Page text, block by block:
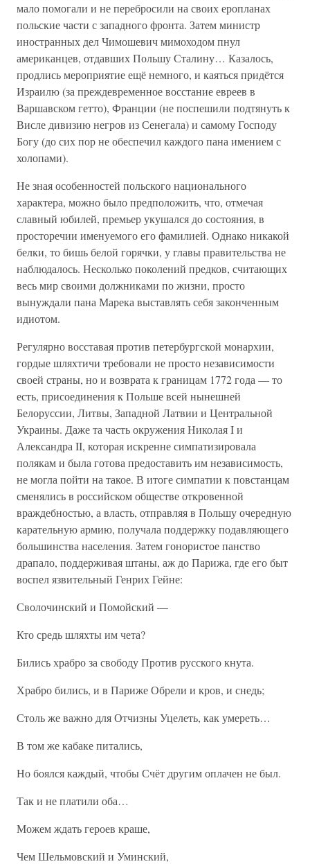
мало помогали и не перебросили на своих еропланах
польские части с западного фронта. Затем министр
иностранных дел Чимошевич мимоходом пнул
американцев, отдавших Польшу Сталину… Казалось,
продлись мероприятие ещё немного, и каяться придётся
Израилю (за преждевременное восстание евреев в
Варшавском гетто), Франции (не поспешили подтянуть к
Висле дивизию негров из Сенегала) и самому Господу
Богу (до сих пор не обеспечил каждого пана имением с
холопами).
Не зная особенностей польского национального
характера, можно было предположить, что, отмечая
славный юбилей, премьер укушался до состояния, в
просторечии именуемого его фамилией. Однако никакой
белки, то бишь белой горячки, у главы правительства не
наблюдалось. Несколько поколений предков, считающих
весь мир своими должниками по жизни, просто
вынуждали пана Марека выставлять себя законченным
идиотом.
Регулярно восставая против петербургской монархии,
гордые шляхтичи требовали не просто независимости
своей страны, но и возврата к границам 1772 года — то
есть, присоединения к Польше всей нынешней
Белоруссии, Литвы, Западной Латвии и Центральной
Украины. Даже та часть окружения Николая I и
Александра II, которая искренне симпатизировала
полякам и была готова предоставить им независимость,
не могла пойти на такое. В итоге симпатии к повстанцам
сменялись в российском обществе откровенной
враждебностью, а власть, отправляя в Польшу очередную
карательную армию, получала поддержку подавляющего
большинства населения. Затем гонористое панство
драпало, поддерживая штаны, аж до Парижа, где его быт
воспел язвительный Генрих Гейне:
Сволочинский и Помойский —
Кто средь шляхты им чета?
Бились храбро за свободу Против русского кнута.
Храбро бились, и в Париже Обрели и кров, и снедь;
Столь же важно для Отчизны Уцелеть, как умереть…
В том же кабаке питались,
Но боялся каждый, чтобы Счёт другим оплачен не был.
Так и не платили оба…
Можем ждать героев краше,
Чем Шельмовский и Уминский,